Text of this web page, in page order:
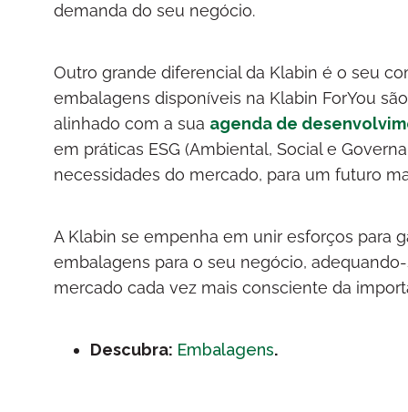
demanda do seu negócio.
Outro grande diferencial da Klabin é o seu
embalagens disponíveis na Klabin ForYou
alinhado com a sua agenda de
em práticas ESG (Ambiental, Social e
necessidades do mercado, para um futuro
A Klabin se empenha em unir esforços para
embalagens para o seu negócio,
mercado cada vez mais consciente da
Descubra: Embalagens.